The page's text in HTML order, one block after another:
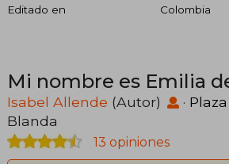
Editado en
Colombia
Mi nombre es Emilia
Isabel Allende (Autor) ·
Blanda
13 opiniones